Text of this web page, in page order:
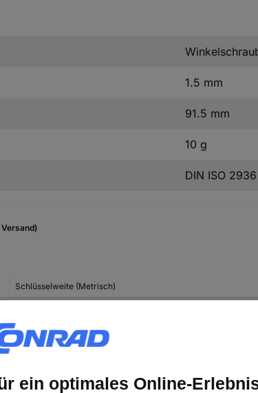
1.5 mm
91.5 mm
10 g
DIN ISO 2936
Schlüsselweite (Metrisch)